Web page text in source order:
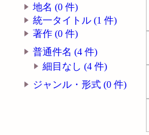
地名 (0 件)
統一タイトル (1 件)
著作 (0 件)
普通件名 (4 件)
細目なし (4 件)
ジャンル・形式 (0 件)